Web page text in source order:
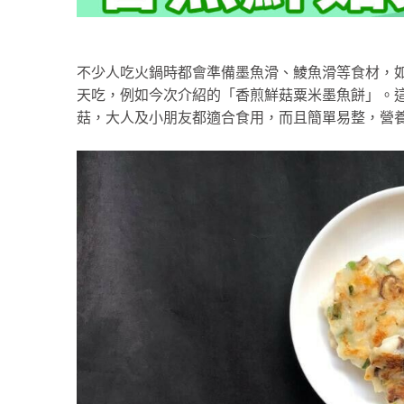
不少人吃火鍋時都會準備墨魚滑、鯪魚滑等食材
天吃，例如今次介紹的「香煎鮮菇粟米墨魚餅」
菇，大人及小朋友都適合食用，而且簡單易整，營